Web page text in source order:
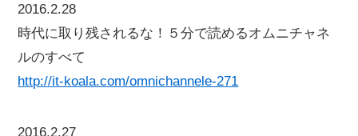
2016.2.28
時代に取り残されるな！５分で読めるオムニチャネ
ルのすべて
http://it-koala.com/omnichannele-271
2016.2.27